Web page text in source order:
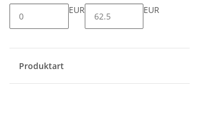
EUR
EUR
Produktart